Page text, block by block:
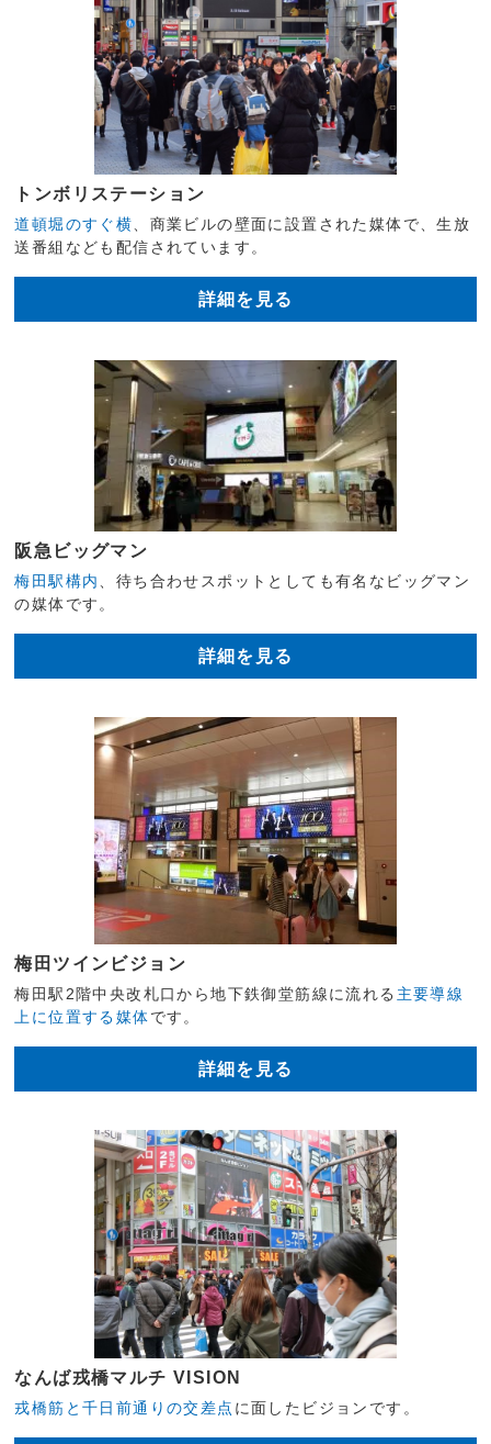
トンボリステーション
道頓堀のすぐ横 、商業ビルの壁面に設置された媒体で、生放
送番組なども配信されています。
詳細を見る
阪急ビッグマン
梅田駅構内
、待ち合わせスポットとしても有名なビッグマン
の媒体です。
詳細を見る
梅田ツインビジョン
梅田駅2階中央改札口から地下鉄御堂筋線に流れる 主要導線
上に位置する媒体です。
詳細を見る
なんば戎橋マルチ VISION
戎橋筋と千日前通りの交差点 に面したビジョンです。